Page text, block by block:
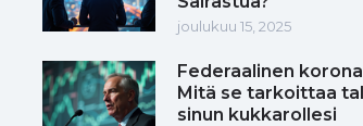
joulukuu 15, 2025
Federaalinen
Mitä se tarkoittaa
sinun kukkarollesi